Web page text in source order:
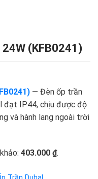
(KFB0241)
— Đèn ốp trần
đạt IP44, chịu được độ
và hành lang ngoài trời
403.000 ₫.